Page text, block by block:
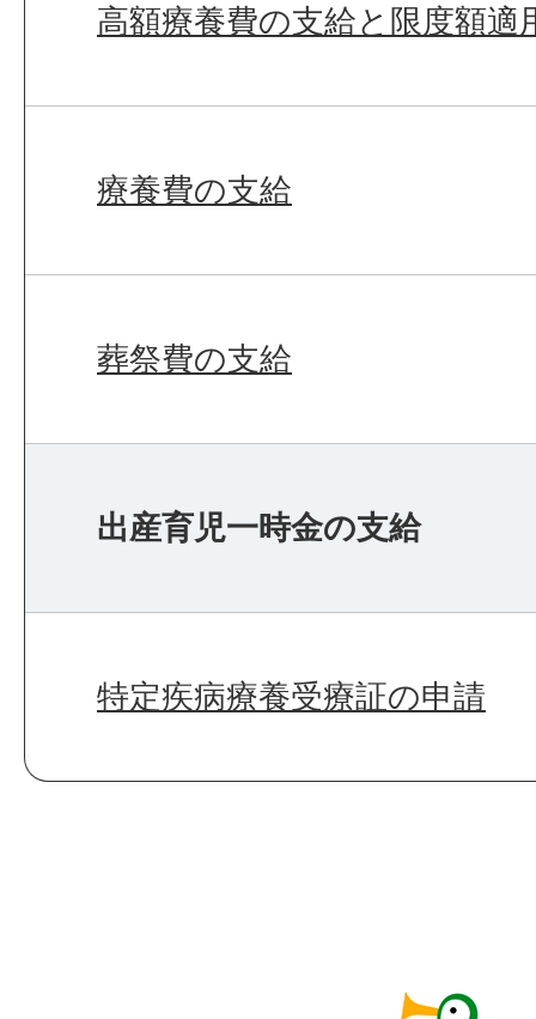
高額療養費の支給と限度額適
療養費の支給
葬祭費の支給
出産育児一時金の支給
特定疾病療養受療証の申請